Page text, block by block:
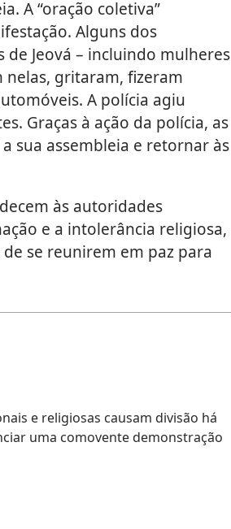
A “oração coletiva”
Alguns dos
Jeová – incluindo mulheres
nelas, gritaram, fizeram
A polícia agiu
Graças à ação da polícia, as
sua assembleia e retornar às
às autoridades
e a intolerância religiosa,
se reunirem em paz para
e religiosas causam divisão há
uma comovente demonstração